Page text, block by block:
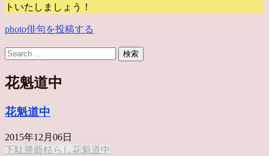
トいたしましょう！
photo俳句を投稿する
花魁道中
花魁道中
2015年12月06日
下駄 勝爺枯らし 花魁道中